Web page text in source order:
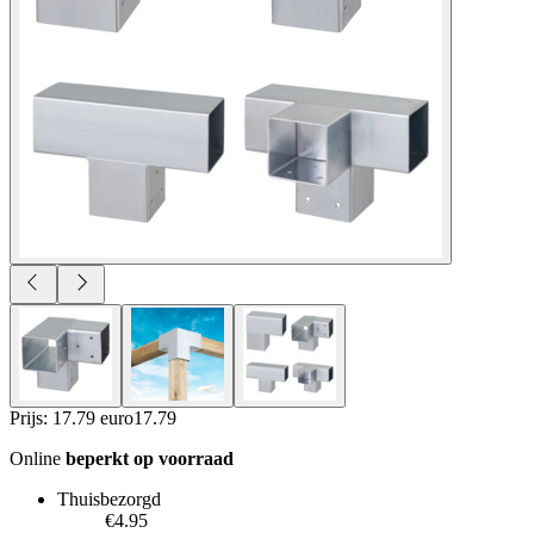
Prijs: 17.79 euro17.79
Online beperkt op voorraad
Thuisbezorgd
€4.95